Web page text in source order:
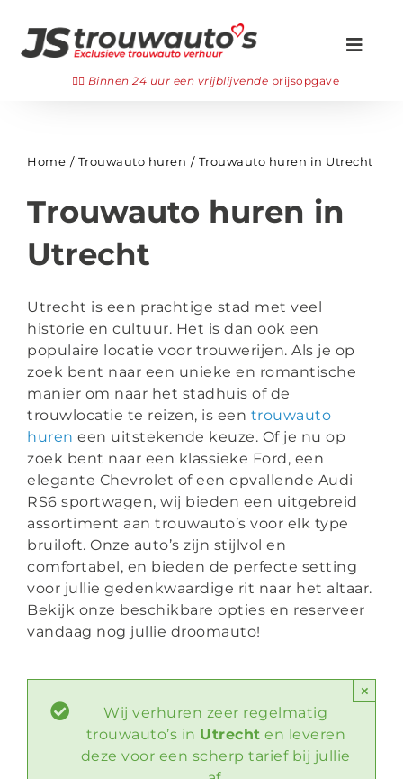
naar
inhoud
👉🏻 Offerte aanvragen
Bezichtigen
WhatsApp ons
+31 6 223 921 69
info@jstrouwautos.nl
👉🏻 Binnen 24 uur een vrijblijvende prijsopgave
Home Trouwauto huren Trouwauto huren in Utrecht
Trouwauto huren in
Utrecht
Utrecht is een prachtige stad met veel
historie en cultuur. Het is dan ook een
populaire locatie voor trouwerijen. Als je op
zoek bent naar een unieke en romantische
manier om naar het stadhuis of de
trouwlocatie te reizen, is een trouwauto
huren een uitstekende keuze. Of je nu op
zoek bent naar een klassieke Ford, een
elegante Chevrolet of een opvallende Audi
RS6 sportwagen, wij bieden een uitgebreid
assortiment aan trouwauto’s voor elk type
bruiloft. Onze auto’s zijn stijlvol en
comfortabel, en bieden de perfecte setting
voor jullie gedenkwaardige rit naar het altaar.
Bekijk onze beschikbare opties en reserveer
vandaag nog jullie droomauto!
Wij verhuren zeer regelmatig
trouwauto’s in Utrecht en leveren
deze voor een scherp tarief bij jullie
×